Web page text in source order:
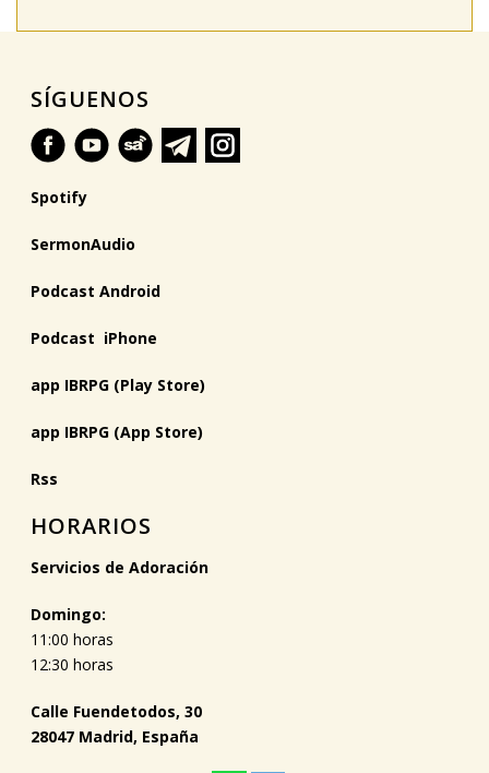
SÍGUENOS
Spotify
SermonAudio
Podcast Android
Podcast iPhone
app IBRPG (Play Store)
app IBRPG (App Store)
Rss
HORARIOS
Servicios de Adoración
Domingo:
11:00 horas
12:30 horas
Calle Fuendetodos, 30
28047 Madrid, España